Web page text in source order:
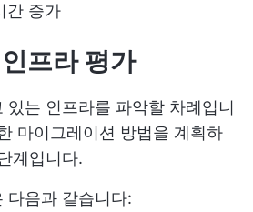
간 증가
프라 평가
있는 인프라를 파악할 차례입니
마이그레이션 방법을 계획하
계입니다.
다음과 같습니다: